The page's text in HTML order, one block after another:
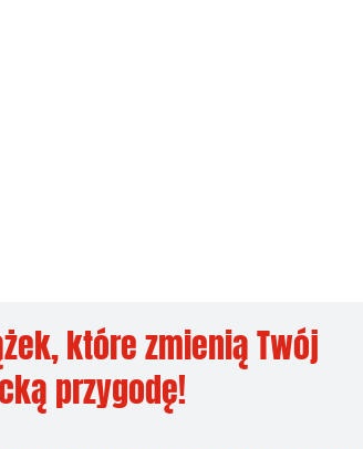
które zmienią Twój
przygodę!